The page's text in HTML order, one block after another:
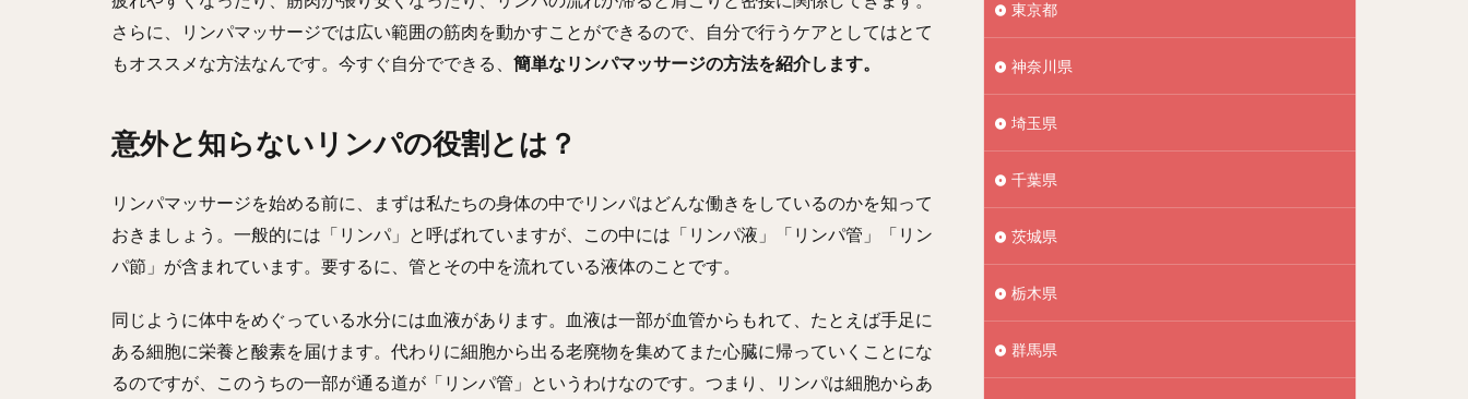
さらに、リンパマッサージでは広い範囲の筋肉を動かすことができるので、自分で行うケアとしてはとて
もオススメな方法なんです。今すぐ自分でできる、 簡単なリンパマッサージの方法を紹介します。
意外と知らないリンパの役割とは？
リンパマッサージを始める前に、まずは私たちの身体の中でリンパはどんな働きをしているのかを知って
おきましょう。一般的には「リンパ」と呼ばれていますが、この中には「リンパ液」「リンパ管」「リン
パ節」が含まれています。要するに、管とその中を流れている液体のことです。
同じように体中をめぐっている水分には血液があります。血液は一部が血管からもれて、たとえば手足に
ある細胞に栄養と酸素を届けます。代わりに細胞から出る老廃物を集めてまた心臓に帰っていくことにな
るのですが、このうちの一部が通る道が「リンパ管」というわけなのです。つまり、リンパは細胞からあ
東京都
神奈川県
埼玉県
千葉県
茨城県
栃木県
群馬県